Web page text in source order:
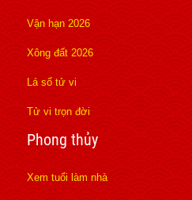
Vận hạn 2026
Xông đất 2026
Lá số tử vi
Tử vi trọn đời
Phong thủy
Xem tuổi làm nhà